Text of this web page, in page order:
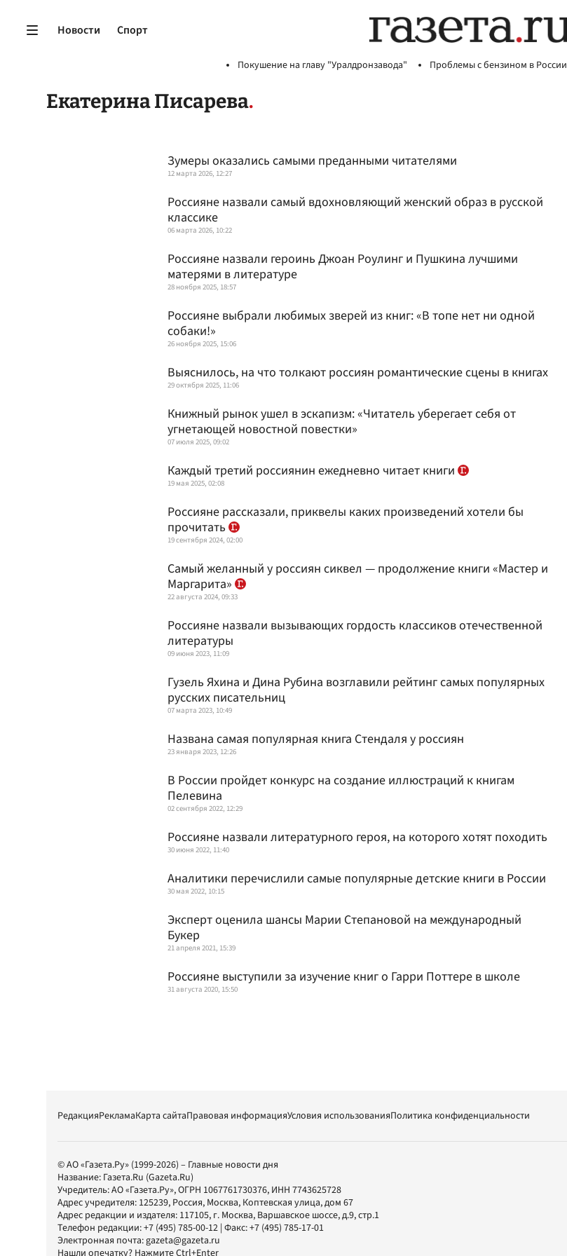
Новости Спорт
Покушение на главу "Уралдронзавода" Проблемы с бензином в России
Екатерина Писарева
Зумеры оказались самыми преданными читателями
12 марта 2026, 12:27
Россияне назвали самый вдохновляющий женский образ в русской
классике
06 марта 2026, 10:22
Россияне назвали героинь Джоан Роулинг и Пушкина лучшими
матерями в литературе
28 ноября 2025, 18:57
Россияне выбрали любимых зверей из книг: «В топе нет ни одной
собаки!»
26 ноября 2025, 15:06
Выяснилось, на что толкают россиян романтические сцены в книгах
29 октября 2025, 11:06
Книжный рынок ушел в эскапизм: «Читатель уберегает себя от
угнетающей новостной повестки»
07 июля 2025, 09:02
Каждый третий россиянин ежедневно читает книги
19 мая 2025, 02:08
Россияне рассказали, приквелы каких произведений хотели бы
прочитать
19 сентября 2024, 02:00
Самый желанный у россиян сиквел — продолжение книги «Мастер и
Маргарита»
22 августа 2024, 09:33
Россияне назвали вызывающих гордость классиков отечественной
литературы
09 июня 2023, 11:09
Гузель Яхина и Дина Рубина возглавили рейтинг самых популярных
русских писательниц
07 марта 2023, 10:49
Названа самая популярная книга Стендаля у россиян
23 января 2023, 12:26
В России пройдет конкурс на создание иллюстраций к книгам
Пелевина
02 сентября 2022, 12:29
Россияне назвали литературного героя, на которого хотят походить
30 июня 2022, 11:40
Аналитики перечислили самые популярные детские книги в России
30 мая 2022, 10:15
Эксперт оценила шансы Марии Степановой на международный
Букер
21 апреля 2021, 15:39
Россияне выступили за изучение книг о Гарри Поттере в школе
31 августа 2020, 15:50
РедакцияРекламаКарта сайтаПравовая информацияУсловия использованияПолитика конфиденциальности
© АО «Газета.Ру» (1999-2026) – Главные новости дня
Название: Газета.Ru (Gazeta.Ru)
Учредитель:АО «Газета.Ру», ОГРН 1067761730376, ИНН 7743625728
Адрес учредителя: 125239, Россия, Москва, Коптевская улица, дом 67
Адрес редакции и издателя: 117105, г. Москва, Варшавское шоссе, д.9, стр.1
Телефон редакции:+7 (495) 785-00-12 | Факс:+7 (495) 785-17-01
Электронная почта:gazeta@gazeta.ru
Нашли опечатку? Нажмите Ctrl+Enter